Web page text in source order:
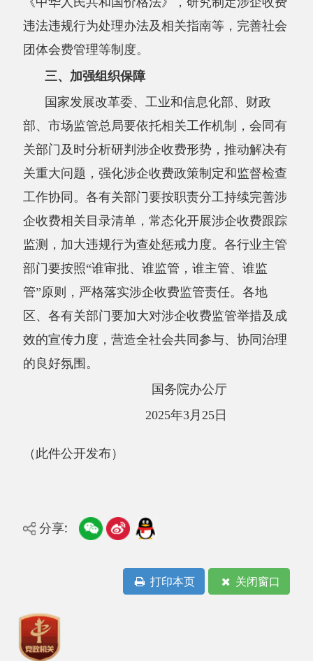
的良好氛围。
国务院办公厅
2025年3月25日
分享:
打印本页 关闭窗口
主办：阿克陶县人民政府办公室 政府网站标识
码：6530220001
编：845550
地 址：新疆阿克陶县文化东路188号
新公网安备65302202000102号
新ICP备